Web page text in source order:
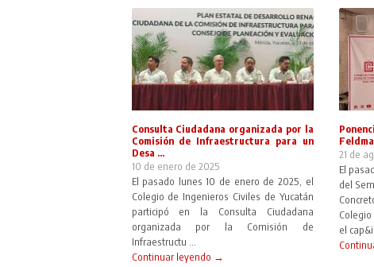
Consulta Ciudadana organizada por la
Comisión de Infraestructura para un
Desa ...
10 de enero de 2025
El pasado lunes 10 de enero de 2025, el
Colegio de Ingenieros Civiles de Yucatán
participó en la Consulta Ciudadana
organizada por la Comisión de
Infraestructu ...
Continuar leyendo →
21 de
El
del
el